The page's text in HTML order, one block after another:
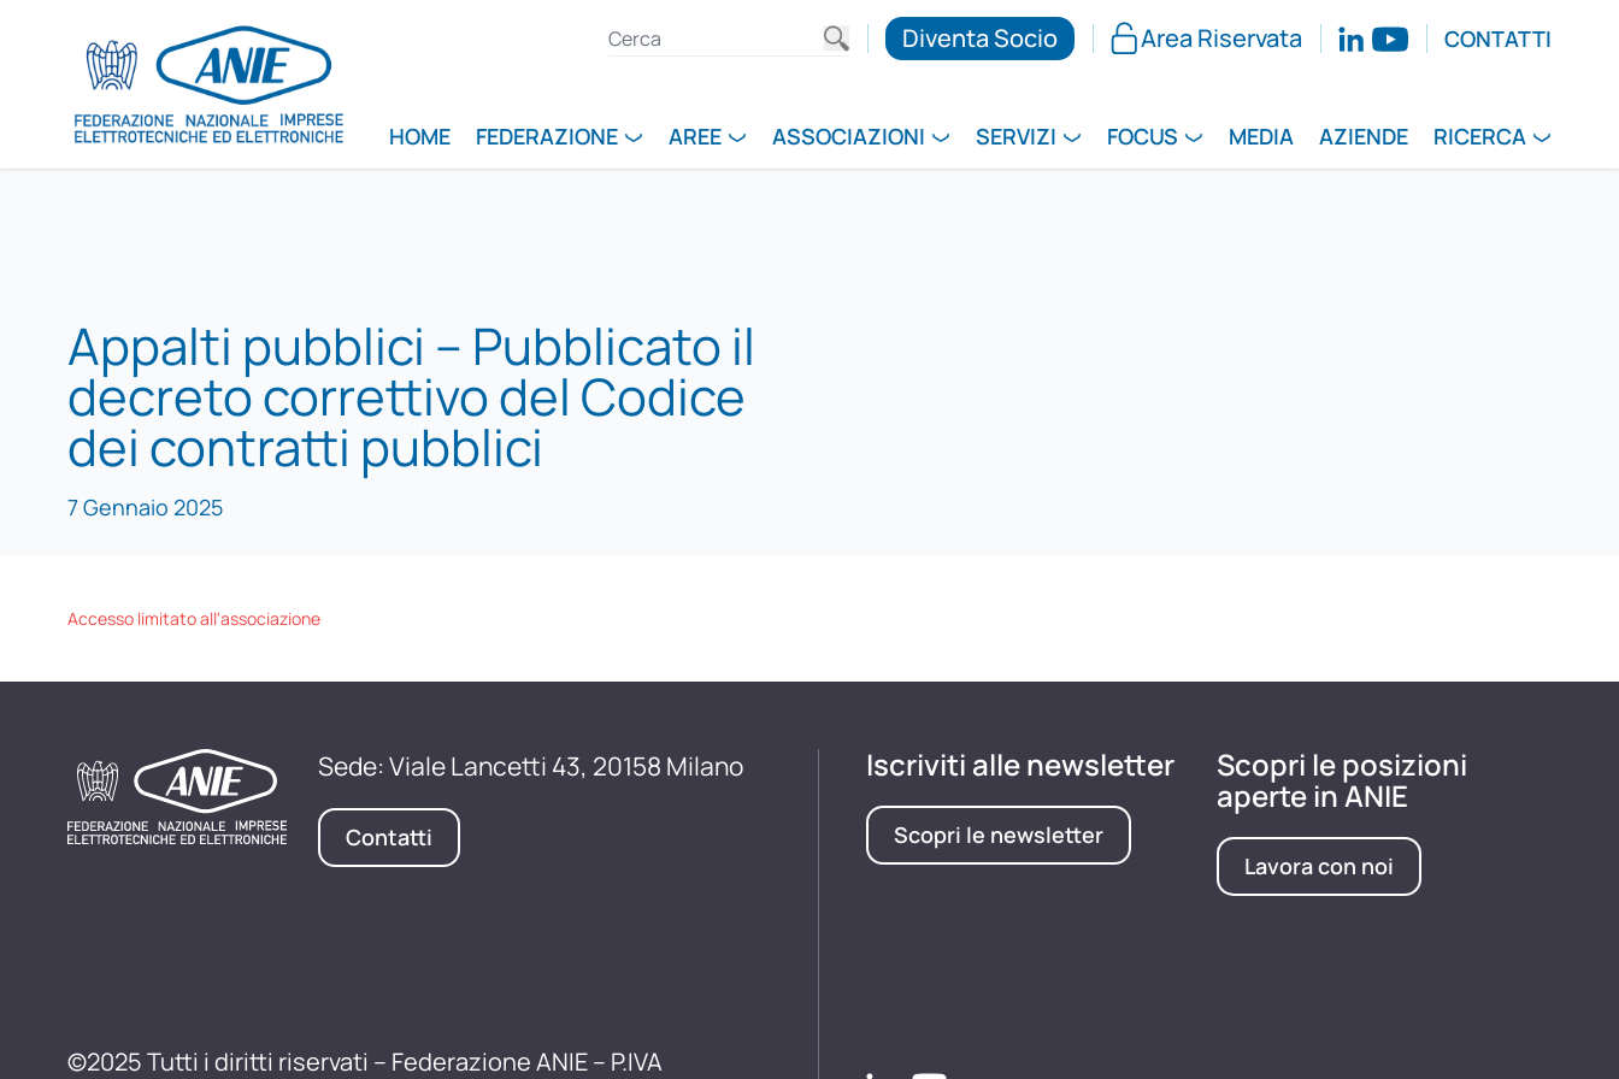
Diventa Socio Area Riservata CONTATTI
HOME FEDERAZIONE AREE ASSOCIAZIONI SERVIZI FOCUS MEDIA AZIENDE RICERCA
Appalti pubblici – Pubblicato il
decreto correttivo del Codice
dei contratti pubblici
7 Gennaio 2025
Accesso limitato all'associazione
Sede: Viale Lancetti 43, 20158 Milano
Contatti
©2025 Tutti i diritti riservati – Federazione ANIE – P.IVA
Iscriviti alle newsletter
Scopri le newsletter
Scopri le posizioni
aperte in ANIE
Lavora con noi